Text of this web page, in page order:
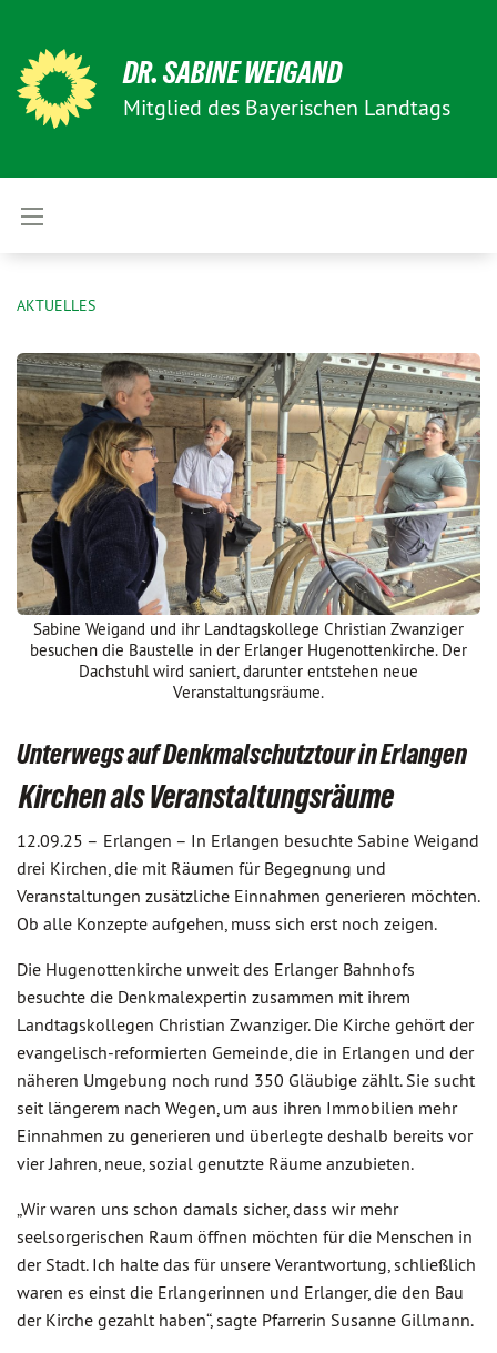
DR. SABINE WEIGAND
Mitglied des Bayerischen Landtags
AKTUELLES
Sabine Weigand und ihr Landtagskollege Christian Zwanziger
besuchen die Baustelle in der Erlanger Hugenottenkirche. Der
Dachstuhl wird saniert, darunter entstehen neue
Veranstaltungsräume.
Unterwegs auf Denkmalschutztour in Erlangen
Kirchen als Veranstaltungsräume
12.09.25 – Erlangen – In Erlangen besuchte Sabine Weigand
drei Kirchen, die mit Räumen für Begegnung und
Veranstaltungen zusätzliche Einnahmen generieren möchten.
Ob alle Konzepte aufgehen, muss sich erst noch zeigen.
Die Hugenottenkirche unweit des Erlanger Bahnhofs
besuchte die Denkmalexpertin zusammen mit ihrem
Landtagskollegen Christian Zwanziger. Die Kirche gehört der
evangelisch-reformierten Gemeinde, die in Erlangen und der
näheren Umgebung noch rund 350 Gläubige zählt. Sie sucht
seit längerem nach Wegen, um aus ihren Immobilien mehr
Einnahmen zu generieren und überlegte deshalb bereits vor
vier Jahren, neue, sozial genutzte Räume anzubieten.
„Wir waren uns schon damals sicher, dass wir mehr
seelsorgerischen Raum öffnen möchten für die Menschen in
der Stadt. Ich halte das für unsere Verantwortung, schließlich
waren es einst die Erlangerinnen und Erlanger, die den Bau
der Kirche gezahlt haben“, sagte Pfarrerin Susanne Gillmann.